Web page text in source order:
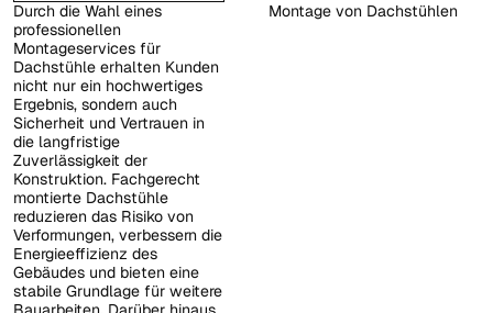
Montage von Dachstühlen
Durch die Wahl eines
professionellen
Montageservices für
Dachstühle erhalten Kunden
nicht nur ein hochwertiges
Ergebnis, sondern auch
Sicherheit und Vertrauen in
die langfristige
Zuverlässigkeit der
Konstruktion. Fachgerecht
montierte Dachstühle
reduzieren das Risiko von
Verformungen, verbessern die
Energieeffizienz des
Gebäudes und bieten eine
stabile Grundlage für weitere